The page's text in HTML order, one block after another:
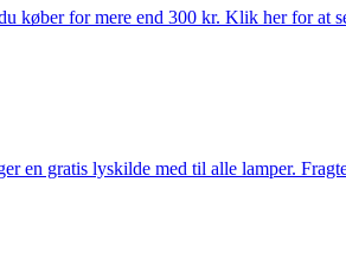
køber for mere end 300 kr. Klik her for at
en gratis lyskilde med til alle lamper.